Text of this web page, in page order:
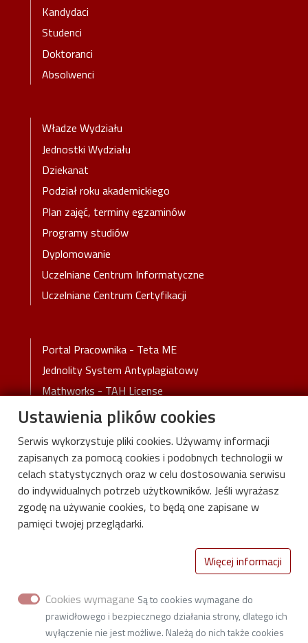
Instytut Obrabiarek
Kandydaci
Studenci
Doktoranci
Absolwenci
Stopka-2-Menu
Władze Wydziału
Jednostki Wydziału
Dziekanat
Podział roku akademickiego
Plan zajęć, terminy egzaminów
Programy studiów
Dyplomowanie
Uczelniane Centrum Informatyczne
Uczelniane Centrum Certyfikacji
Stopka-3-Menu
Portal Pracownika - Teta ME
Jednolity System Antyplagiatowy
Mathworks - TAH License
Microsoft Azure Portal
Patents Online
Czasopisma Punktowane
System rezerwacji sal w sesji
Wewnętrzne Akty Normatywne
Ustawienia plików cookies
Serwis wykorzystuje pliki cookies. Używamy informacji
zapisanych za pomocą cookies i podobnych technologii w
celach statystycznych oraz w celu dostosowania serwisu
do indywidualnych potrzeb użytkowników. Jeśli wyrażasz
zgodę na używanie cookies, to będą one zapisane w
pamięci twojej przeglądarki.
Więcej informacji
Cookies wymagane Są to cookies wymagane do
prawidłowego i bezpiecznego działania strony, dlatego ich
wyłączenie nie jest możliwe. Należą do nich także cookies